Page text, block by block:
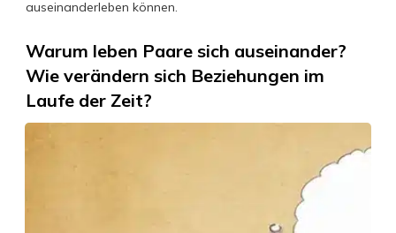
auseinanderleben können.
Warum leben Paare sich auseinander?
Wie verändern sich Beziehungen im
Laufe der Zeit?